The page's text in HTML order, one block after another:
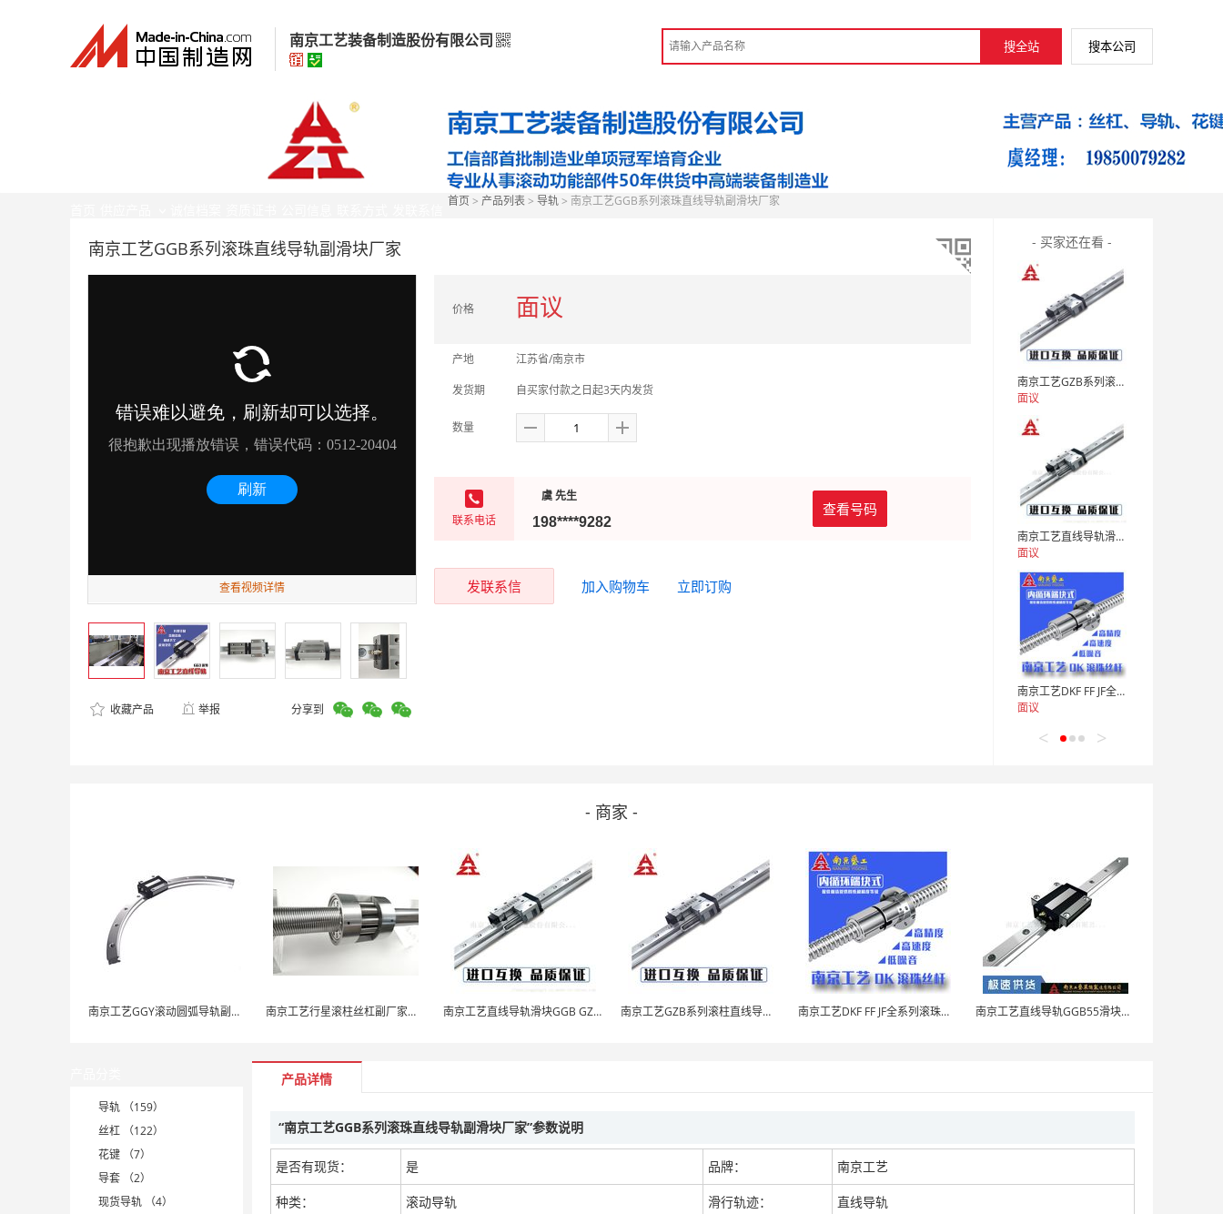
南京工艺装备制造股份有限公司
南京工艺装备制造股份有限公司
经营模式：
首页> 产品列表> 导轨> 南京工艺GGB系列滚珠直线导轨副滑块厂家
南京工艺GGB系列滚珠直线导轨副滑块厂家 - 买家还在看 -
南京工艺GZB系列滚柱直线导轨副滑块厂家
面议
南京工艺直线导轨滑块GGB GZB系列厂家直销
面议
南京工艺DKF FF JF全系列滚珠丝杠厂家直销
面议
面议
< >
查看视频详情
收藏产品 举报 分享到
价格 面议
产地
江苏省/南京市
发货期
自买家付款之日起3天内发货
数量
联系电话
虞 先生
198****9282
查看号码
发联系信 加入购物车 立即订购
- 商家 -
南京工艺GGY滚动圆弧导轨副厂家直销 南京工艺行星滚柱丝杠副厂家直销 南京工艺直线导轨滑块GGB GZB系列厂家直销 南京工艺GZB系列滚柱直线导轨副滑块厂家 南京工艺DKF FF JF全系列滚珠丝杠厂家直销 南京工艺直线导轨GGB55滑块现货替换机械设备导轨滑块上银THK滑轨
导轨 （159）
丝杠 （122）
花键 （7）
导套 （2）
现货导轨 （4）
产品详情
“南京工艺GGB系列滚珠直线导轨副滑块厂家”参数说明
是否有现货： 是 品牌： 南京工艺
种类： 滚动导轨 滑行轨迹： 直线导轨